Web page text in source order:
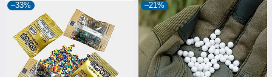
–33% –21%